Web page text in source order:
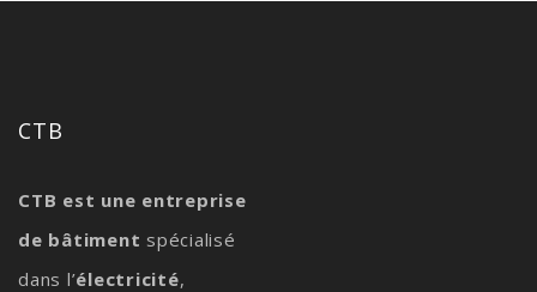
CTB
CTB est une entreprise
de bâtiment spécialisé
dans l’électricité,